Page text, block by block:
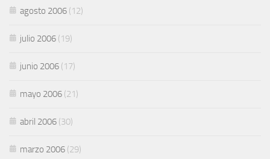
agosto 2006 (12)
julio 2006 (19)
junio 2006 (17)
mayo 2006 (21)
abril 2006 (30)
marzo 2006 (29)